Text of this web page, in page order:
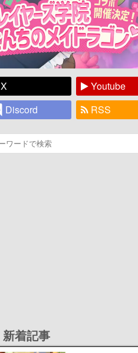
X
Youtube
Discord
RSS
新着記事